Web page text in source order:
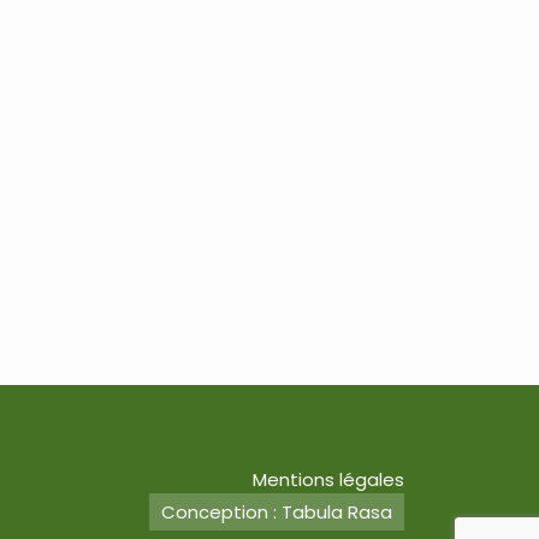
Mentions légales
Conception : Tabula Rasa